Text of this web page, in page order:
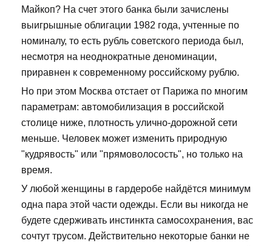
Майкоп? На счет этого банка были зачислены
выигрышные облигации 1982 года, учтенные по
номиналу, то есть рубль советского периода был,
несмотря на неоднократные деноминации,
приравнен к современному российскому рублю.
Но при этом Москва отстает от Парижа по многим
параметрам: автомобилизация в российской
столице ниже, плотность улично-дорожной сети
меньше. Человек может изменить природную
"кудрявость" или "прямоволосость", но только на
время.
У любой женщины в гардеробе найдётся минимум
одна пара этой части одежды. Если вы никогда не
будете сдерживать инстинкта самосохранения, вас
сочтут трусом. Действительно некоторые банки не